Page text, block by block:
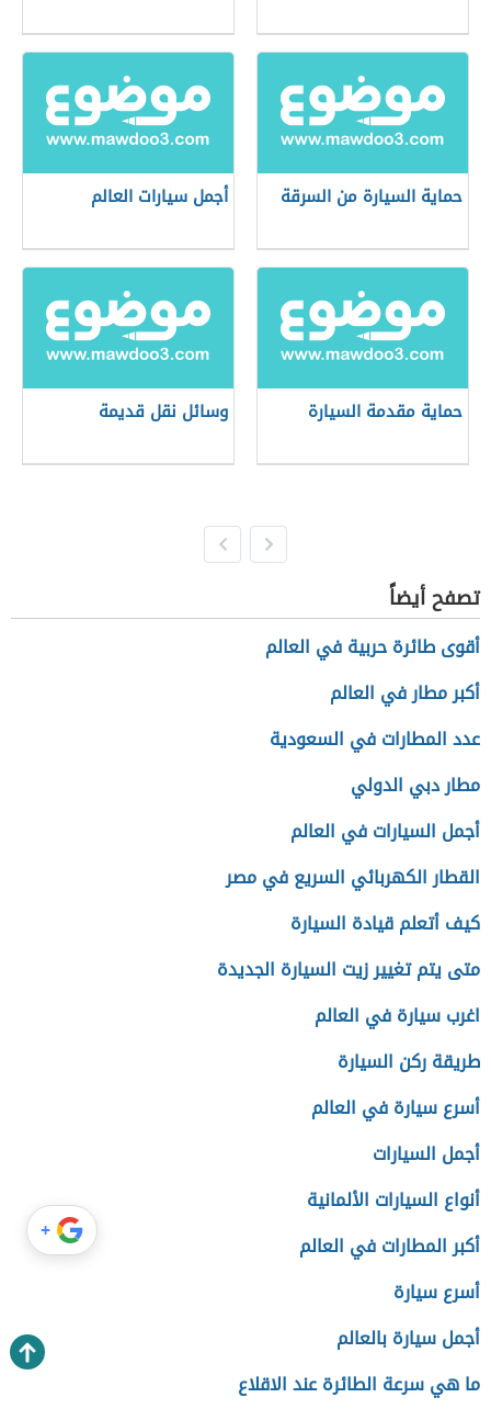
حماية السيارة من السرقة أجمل سيارات العالم
حماية مقدمة السيارة وسائل نقل قديمة
تصفح أيضاً
أقوى طائرة حربية في العالم
أكبر مطار في العالم
عدد المطارات في السعودية
مطار دبي الدولي
أجمل السيارات في العالم
القطار الكهربائي السريع في مصر
كيف أتعلم قيادة السيارة
متى يتم تغيير زيت السيارة الجديدة
اغرب سيارة في العالم
طريقة ركن السيارة
أسرع سيارة في العالم
أجمل السيارات
أنواع السيارات الألمانية
أكبر المطارات في العالم
أسرع سيارة
أجمل سيارة بالعالم
ما هي سرعة الطائرة عند الاقلاع
+